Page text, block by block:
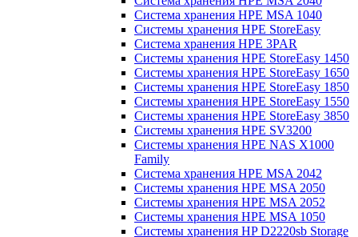
Система хранения HPE MSA 1040
Системы хранения HPE StoreEasy
Система хранения HPE 3PAR
Системы хранения HPE StoreEasy 1450
Системы хранения HPE StoreEasy 1650
Системы хранения HPE StoreEasy 1850
Системы хранения HPE StoreEasy 1550
Системы хранения HPE StoreEasy 3850
Системы хранения HPE SV3200
Системы хранения HPE NAS X1000
Family
Система хранения HPE MSA 2042
Системы хранения HPE MSA 2050
Системы хранения HPE MSA 2052
Системы хранения HPE MSA 1050
Системы хранения HP D2220sb Storage